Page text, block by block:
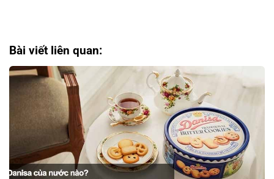
Bài viết liên quan: